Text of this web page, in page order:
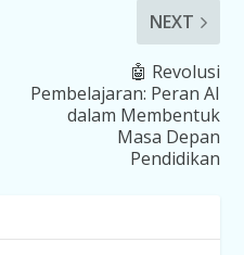
NEXT
🤖 Revolusi
Pembelajaran: Peran AI
dalam Membentuk
Masa Depan
Pendidikan